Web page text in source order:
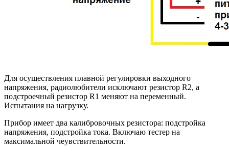
Для осуществления плавной регулировки выходного
напряжения, радиолюбители исключают резистор R2, а
подстроечный резистор R1 меняют на переменный.
Испытания на нагрузку.
Прибор имеет два калибровочных резистора: подстройка
напряжения, подстройка тока. Включаю тестер на
максимальной чеувствительности.